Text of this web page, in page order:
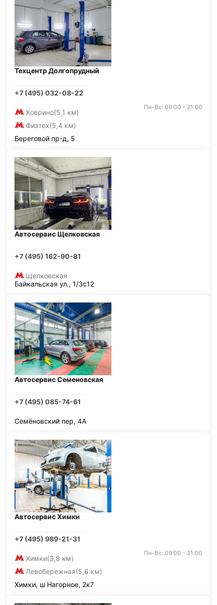
Техцентр Долгопрудный
+7 (495) 032-08-22
Ховрино(5,1 км)
Физтех(5,4 км)
Пн-Вс: 09:00 - 21:00
Береговой пр-д, 5
Автосервис Щелковская
+7 (495) 162-90-81
Щелковская
Байкальская ул., 1/3с12
Автосервис Семеновская
+7 (495) 085-74-61
Семёновский пер, 4А
Автосервис Химки
+7 (495) 989-21-31
Химки(3,8 км)
Левобережная(5,6 км)
Пн-Вс: 09:00 - 21:00
Химки, ш Нагорное, 2к7